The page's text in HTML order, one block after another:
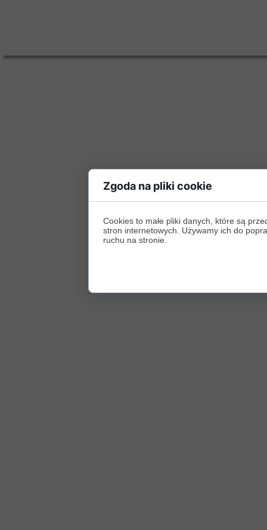
Zgoda na pliki cookie
Cookies to małe pliki danych, które są
stron internetowych. Używamy ich do
ruchu na stronie.